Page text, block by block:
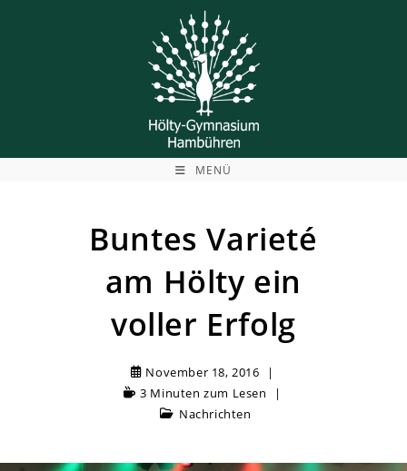
MENÜ
Buntes Varieté
am Hölty ein
voller Erfolg
November 18, 2016
3 Minuten zum Lesen
Nachrichten